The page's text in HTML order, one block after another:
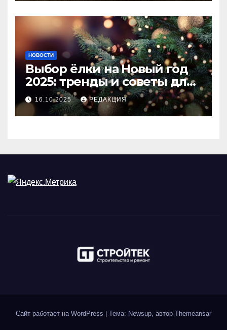
НОВОСТИ
Выбор ёлки на Новый год
2025: тренды и советы для
идеального праздника
16.10.2025 РЕДАКЦИЯ
Сайт работает на WordPress Тема: Newsup, автор Themeansar